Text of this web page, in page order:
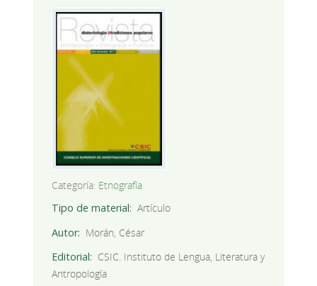
Categoría: Etnografía
Tipo de material
Artículo
Autor
Morán, César
Editorial
CSIC. Instituto de Lengua, Literatura y
Antropología